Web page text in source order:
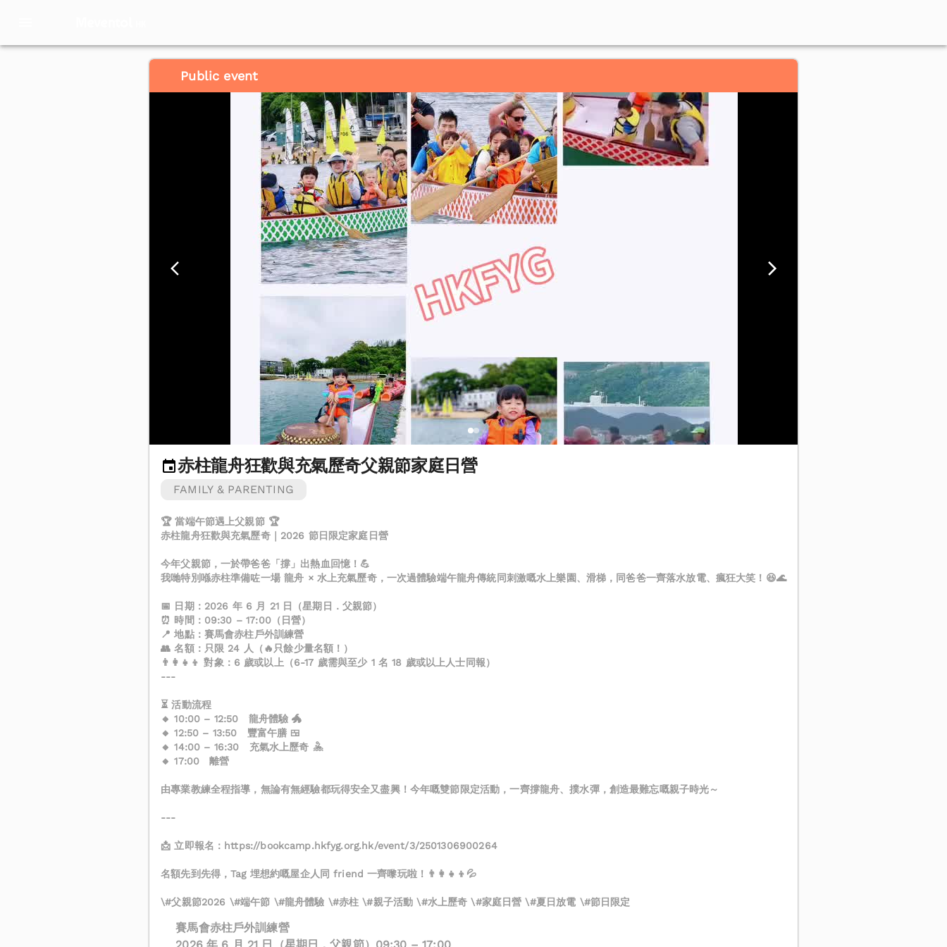
Public event
赤柱龍舟狂歡與充氣歷奇父親節家庭日營
FAMILY & PARENTING
🏆 當端午節遇上父親節 🏆
赤柱龍舟狂歡與充氣歷奇｜2026 節日限定家庭日營
今年父親節，一於帶爸爸「撐」出熱血回憶！💪
我哋特別喺赤柱準備咗一場 龍舟 × 水上充氣歷奇，一次過體驗端午龍舟傳統同刺激嘅水上樂園、滑梯，同爸爸一齊落水放電、瘋狂大笑！😆🌊
📅 日期：2026 年 6 月 21 日（星期日．父親節）
⏰ 時間：09:30 – 17:00（日營）
📍 地點：賽馬會赤柱戶外訓練營
👥 名額：只限 24 人（🔥只餘少量名額！）
👨‍👩‍👧‍👦 對象：6 歲或以上（6-17 歲需與至少 1 名 18 歲或以上人士同報）
---
⏳ 活動流程
🔸 10:00 – 12:50 龍舟體驗 🐲
🔸 12:50 – 13:50 豐富午膳 🍱
🔸 14:00 – 16:30 充氣水上歷奇 🤽
🔸 17:00 離營
由專業教練全程指導，無論有無經驗都玩得安全又盡興！今年嘅雙節限定活動，一齊撐龍舟、撲水彈，創造最難忘嘅親子時光～
---
📩 立即報名：https://bookcamp.hkfyg.org.hk/event/3/2501306900264
名額先到先得，Tag 埋想約嘅屋企人同 friend 一齊嚟玩啦！👨‍👩‍👧‍👦💦
\#父親節2026 \#端午節 \#龍舟體驗 \#赤柱 \#親子活動 \#水上歷奇 \#家庭日營 \#夏日放電 \#節日限定
賽馬會赤柱戶外訓練營